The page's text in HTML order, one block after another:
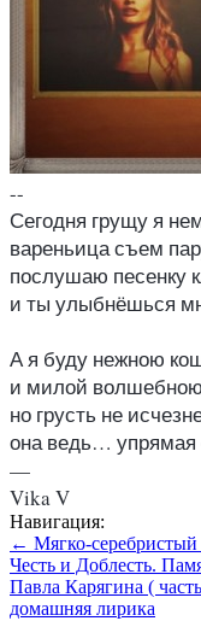
--
Сегодня грущу я
вареньица съем
послушаю песенку
и ты улыбнёшься
А я буду нежною
и милой
но грусть не
она ведь… упрямая
—
Vika V
Навигация:
← Мягко-серебристый
Честь и Доблесть.
Павла Карягина (
домашняя лирика